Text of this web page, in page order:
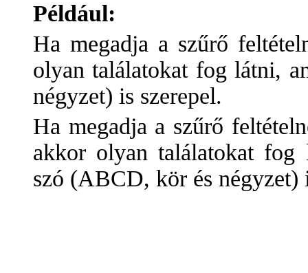
Például:
Ha megadja a szűrő
olyan találatokat fog látni,
négyzet) is szerepel.
Ha megadja a szűrő
akkor olyan találatokat fog
szó (ABCD, kör és négyzet)